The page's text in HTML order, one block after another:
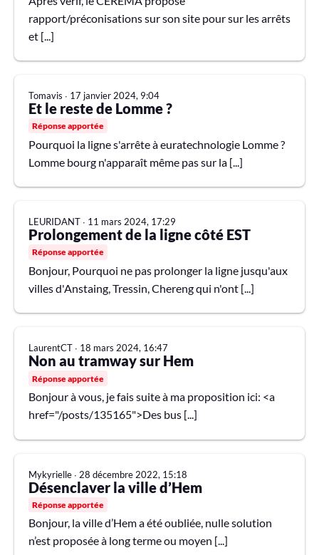
rapport/préconisations sur son site pour sur les arrêts
et [...]
Tomavis ∙ 17 janvier 2024, 9:04
Et le reste de Lomme ?
Réponse apportée
Pourquoi la ligne s'arrête à euratechnologie Lomme ?
Lomme bourg n'apparaît même pas sur la [...]
LEURIDANT ∙ 11 mars 2024, 17:29
Prolongement de la ligne côté EST
Réponse apportée
Bonjour, Pourquoi ne pas prolonger la ligne jusqu'aux
villes d'Anstaing, Tressin, Chereng qui n'ont [...]
LaurentCT ∙ 18 mars 2024, 16:47
Non au tramway sur Hem
Réponse apportée
Bonjour à vous, je fais suite à ma proposition ici: <a
href="/posts/135165">Des bus [...]
Mykyrielle ∙ 28 décembre 2022, 15:18
Désenclaver la ville d’Hem
Réponse apportée
Bonjour, la ville d’Hem a été oubliée, nulle solution
n’est proposée à long terme ou moyen [...]